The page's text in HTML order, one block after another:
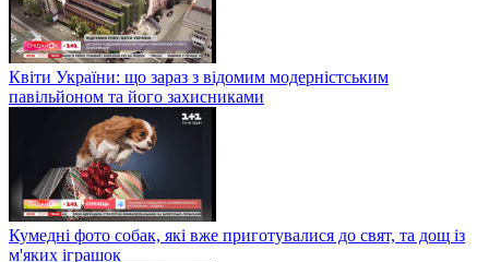
Квіти України: що зараз з відомим модерністським
павільйоном та його захисниками
Кумедні фото собак, які вже приготувалися до свят, та дощ із
м'яких іграшок